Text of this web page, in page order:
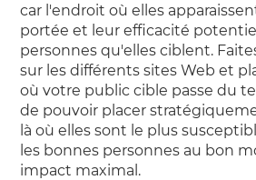
car l'endroit où elles
portée et leur efficacité
personnes qu'elles ciblent.
sur les différents sites Web et
où votre public cible passe du
de pouvoir placer
là où elles sont le plus
les bonnes personnes au bon
impact maximal.